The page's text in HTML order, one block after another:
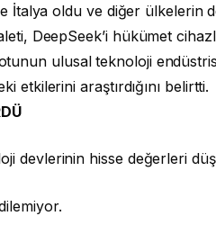
İtalya oldu ve diğer ülkelerin
DeepSeek’i hükümet
ulusal teknoloji
etkilerini araştırdığını belirtti.
devlerinin hisse değerleri